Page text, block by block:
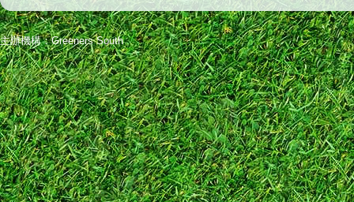
主辦機構：Greeners South